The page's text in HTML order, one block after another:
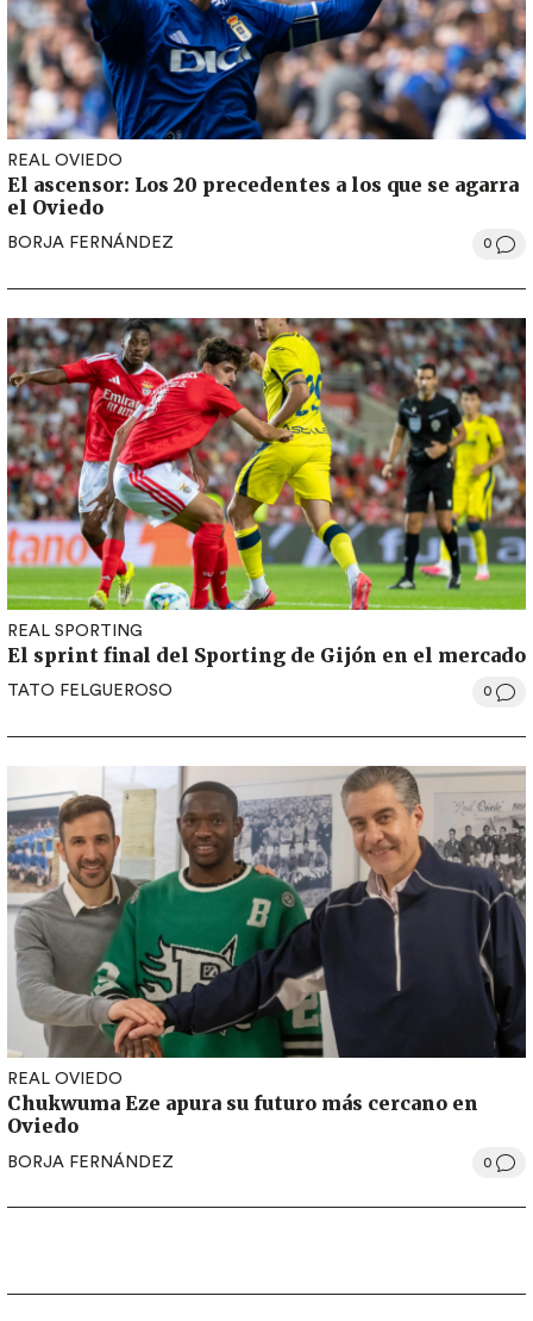
REAL OVIEDO
El ascensor: Los 20 precedentes a los que se agarra
el Oviedo
BORJA FERNÁNDEZ 0
REAL SPORTING
El sprint final del Sporting de Gijón en el mercado
TATO FELGUEROSO 0
REAL OVIEDO
Chukwuma Eze apura su futuro más cercano en
Oviedo
BORJA FERNÁNDEZ 0